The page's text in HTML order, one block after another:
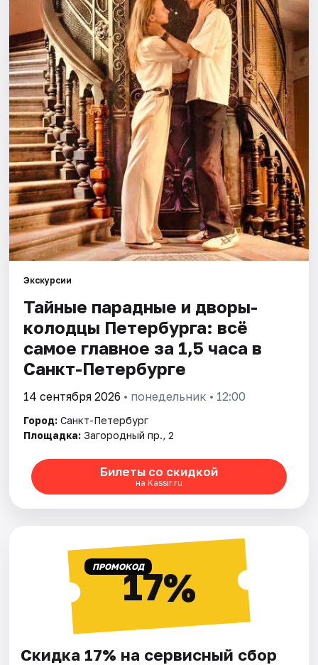
Города
Площадки
Артисты
Рейтинги
Экскурсии
Тайные парадные и дворы-
колодцы Петербурга: всё
самое главное за 1,5 часа в
Санкт-Петербурге
14 сентября 2026 • понедельник • 12:00
Город: Санкт-Петербург
Площадка: Загородный пр., 2
Билеты со скидкой
на Kassir.ru
ПРОМОКОД17%
Скидка 17% на сервисный сбор